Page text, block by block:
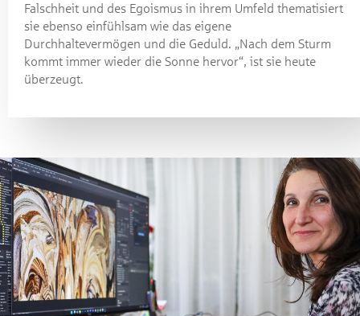
Falschheit und des Egoismus in ihrem Umfeld thematisiert
sie ebenso einfühlsam wie das eigene
Durchhaltevermögen und die Geduld. „Nach dem Sturm
kommt immer wieder die Sonne hervor“, ist sie heute
überzeugt.